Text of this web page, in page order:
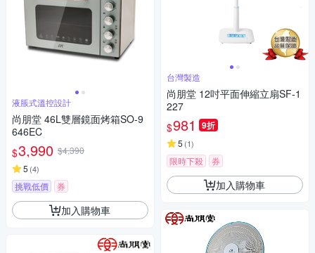
液脹式溫控設計
尚朋堂 46L雙層鏡面烤箱SO-9
646EC
$3,990 $4,390
5 (4)
挑戰低價 券
加入購物車
台灣製造
尚朋堂 12吋平面伸縮立扇SF-1
227
$981 9折
5 (1)
限時下殺 券
加入購物車